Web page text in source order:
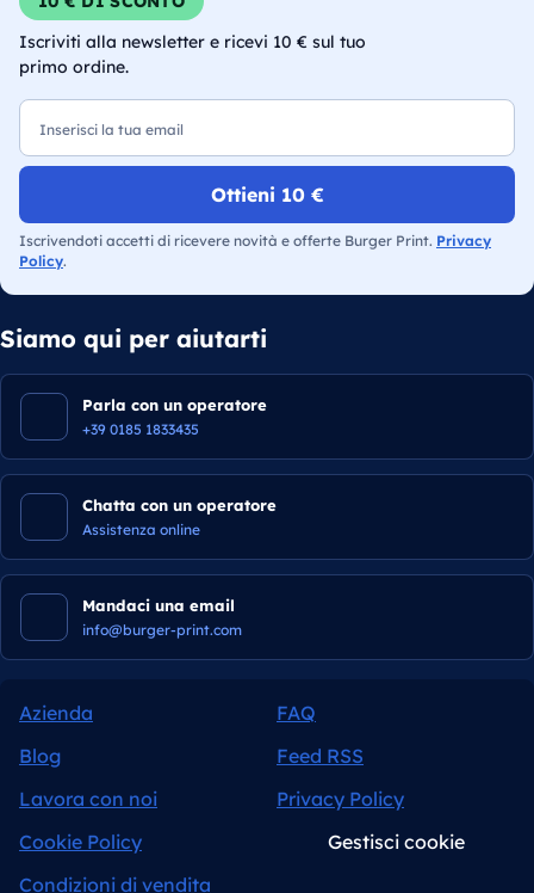
Iscriviti alla newsletter e ricevi 10 € sul tuo
primo ordine.
Ottieni 10 €
Iscrivendoti accetti di ricevere novità e offerte Burger Print. Privacy
Policy.
Siamo qui per aiutarti
Parla con un operatore
+39 0185 1833435
Chatta con un operatore
Assistenza online
Mandaci una email
info@burger-print.com
Azienda
FAQ
Blog
Feed RSS
Lavora con noi
Privacy Policy
Cookie Policy
Gestisci cookie
Condizioni di vendita